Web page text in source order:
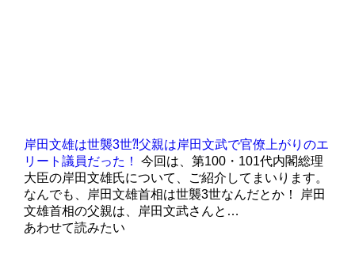
岸田文雄は世襲3世⁈父親は岸田文武で官僚上がりのエ
リート議員だった！
今回は、第100・101代内閣総理
大臣の岸田文雄氏について、ご紹介してまいります。
なんでも、岸田文雄首相は世襲3世なんだとか！ 岸田
文雄首相の父親は、岸田文武さんと…
あわせて読みたい